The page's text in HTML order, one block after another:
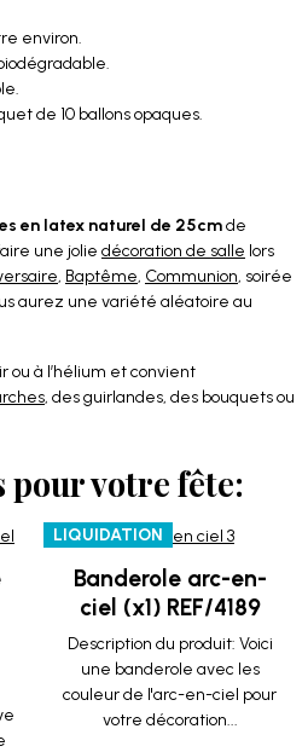
environ.
de 10 ballons opaques.
en latex naturel de 25cmde
une jolie décoration de salle lors
, Baptême, Communion, soirée
aurez une variété aléatoire au
ou à l’hélium et convient
, des guirlandes, des bouquets ou
pour votre fête:
LIQUIDATION
Banderole arc-en-
ciel (x1) REF/4189
Description du produit: Voici
une banderole avec les
couleur de l'arc-en-ciel pour
votre décoration...